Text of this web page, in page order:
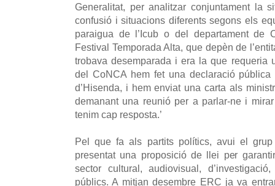
Generalitat, per analitzar conjuntament la
confusió i situacions diferents segons els
paraigua de l’Icub o del departament de
Festival Temporada Alta, que depèn de
trobava desemparada i era la que requeria
del CoNCA hem fet una declaració
d’Hisenda, i hem enviat una carta als
demanant una reunió per a parlar-ne i
tenim cap resposta.’
Pel que fa als partits polítics, avui el
presentat una proposició de llei per
sector cultural, audiovisual,
públics. A mitjan desembre ERC ja va